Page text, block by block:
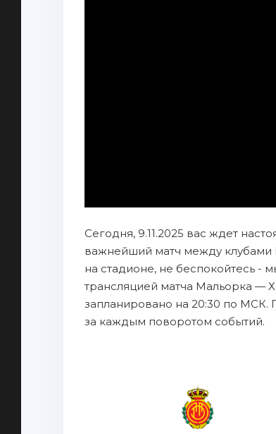
Сегодня, 9.11.2025 вас ждет
важнейший матч между клубами
на стадионе, не беспокойтесь -
трансляцией матча Мальорка —
запланировано на 20:30 по МСК.
за каждым поворотом событий.